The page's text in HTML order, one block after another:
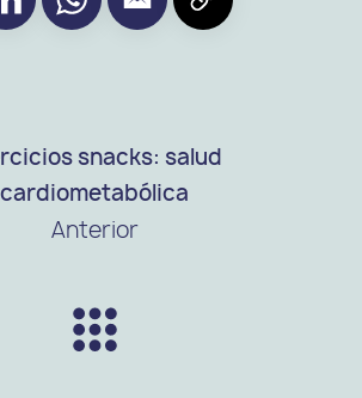
snacks: salud
cardiometabólica
Anterior